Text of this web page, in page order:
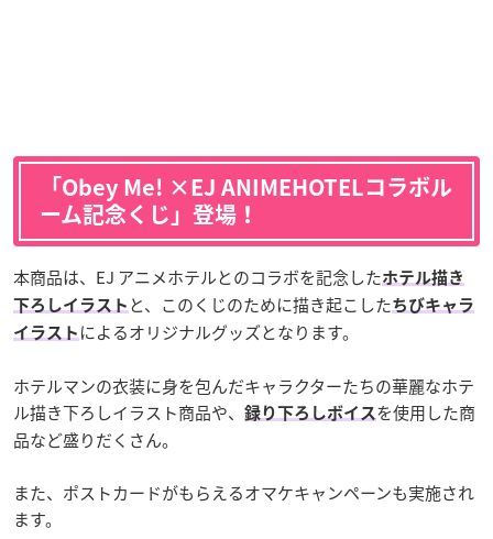
「Obey Me! ×EJ ANIMEHOTELコラボル
ーム記念くじ」登場！
本商品は、EJ アニメホテルとのコラボを記念したホテル描き
下ろしイラスト と、このくじのために描き起こしたちびキャラ
イラスト によるオリジナルグッズとなります。
ホテルマンの衣装に身を包んだキャラクターたちの華麗なホテ
ル描き下ろしイラスト商品や、
録り下ろしボイス を使用した商
品など盛りだくさん。
また、ポストカードがもらえるオマケキャンペーンも実施され
ます。